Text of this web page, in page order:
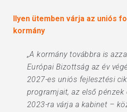
Ilyen ütemben várja az uniós
kormány
„A kormány továbbra is
Európai Bizottság az év
2027-es uniós fejlesztési
programjait, az első pénzek
2023-ra várja a kabinet –